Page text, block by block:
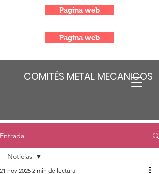
COMITÉS METAL MECANICOS
Pagina web
Pagina web
Entrada
Noticias
21 nov 2025 2 min de lectura